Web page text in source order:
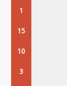
1
15
10
3